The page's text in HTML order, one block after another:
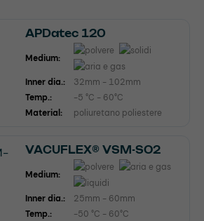
APDatec 120
Medium:
Inner dia.:
32mm - 102mm
Temp.:
-5 °C - 60°C
Material:
poliuretano poliestere
VACUFLEX® VSM-SO2
Medium:
Inner dia.:
25mm - 60mm
Temp.:
-50 °C - 60°C